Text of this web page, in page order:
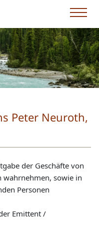
Peter Neuroth,
der Geschäfte von
wahrnehmen, sowie in
Personen
Emittent /